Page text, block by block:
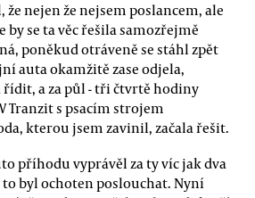
nejen že nejsem poslancem, ale
by se ta věc řešila samozřejmě
poněkud otráveně se stáhl zpět
auta okamžitě zase odjela,
řídit, a za půl - tři čtvrtě hodiny
Tranzit s psacím strojem
kterou jsem zavinil, začala řešit.
příhodu vyprávěl za ty víc jak dva
byl ochoten poslouchat. Nyní